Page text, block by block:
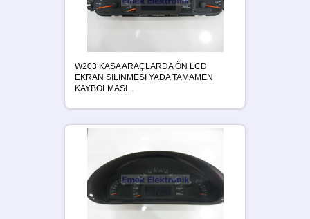
W203 KASA ARAÇLARDA ÖN LCD
EKRAN SİLİNMESİ YADA TAMAMEN
KAYBOLMASI...